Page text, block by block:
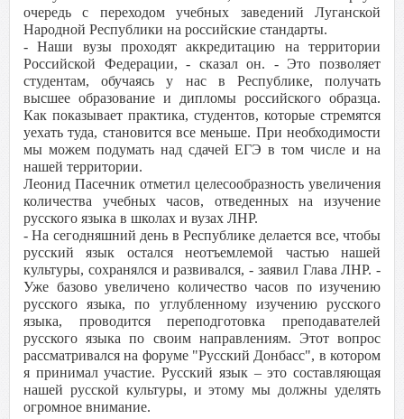
очередь с переходом учебных заведений Луганской
Народной Республики на российские стандарты.
- Наши вузы проходят аккредитацию на территории
Российской Федерации, - сказал он. - Это позволяет
студентам, обучаясь у нас в Республике, получать
высшее образование и дипломы российского образца.
Как показывает практика, студентов, которые стремятся
уехать туда, становится все меньше. При необходимости
мы можем подумать над сдачей ЕГЭ в том числе и на
нашей территории.
Леонид Пасечник отметил целесообразность увеличения
количества учебных часов, отведенных на изучение
русского языка в школах и вузах ЛНР.
- На сегодняшний день в Республике делается все, чтобы
русский язык остался неотъемлемой частью нашей
культуры, сохранялся и развивался, - заявил Глава ЛНР. -
Уже базово увеличено количество часов по изучению
русского языка, по углубленному изучению русского
языка, проводится переподготовка преподавателей
русского языка по своим направлениям. Этот вопрос
рассматривался на форуме "Русский Донбасс", в котором
я принимал участие. Русский язык – это составляющая
нашей русской культуры, и этому мы должны уделять
огромное внимание.